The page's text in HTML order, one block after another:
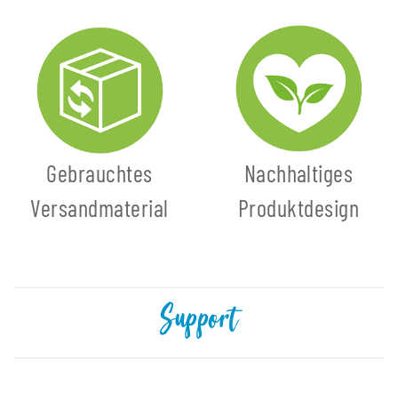
Gebrauchtes
Versandmaterial
Nachhaltiges
Produktdesign
Support